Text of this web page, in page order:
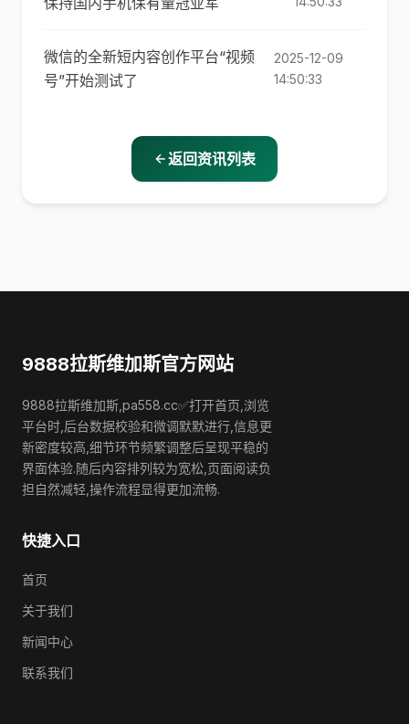
微信的全新短内容创作平台“视频
号”开始测试了
2025-12-09
14:50:33
返回资讯列表
9888拉斯维加斯官方网站
9888拉斯维加斯,pa558.cc✅打开首页,浏览
平台时,后台数据校验和微调默默进行,信息更
新密度较高,细节环节频繁调整后呈现平稳的
界面体验.随后内容排列较为宽松,页面阅读负
担自然减轻,操作流程显得更加流畅.
快捷入口
首页
关于我们
新闻中心
联系我们